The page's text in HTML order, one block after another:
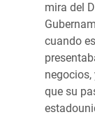
mira del
cuando
que su